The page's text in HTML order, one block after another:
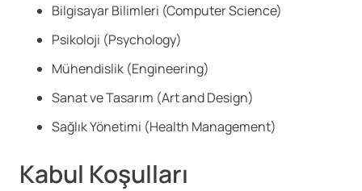
Bilgisayar Bilimleri (Computer Science)
Psikoloji (Psychology)
Mühendislik (Engineering)
Sanat ve Tasarım (Art and Design)
Sağlık Yönetimi (Health Management)
Kabul Koşulları